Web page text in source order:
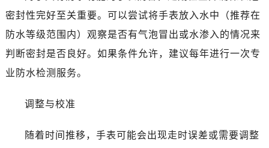
贵阳市南明区都司高架桥路33号亨特国际金融中心14楼14D（需提前预约）
昆明市盘龙区北京路928号同德昆明广场写字楼10层06室（需提前预约）
台州市椒江区东海大道1800号腾达中心东1幢20楼2002室（需提前预约）
密封性完好至关重要。可以尝试将手表放入水中（推荐在
防水等级范围内）观察是否有气泡冒出或水渗入的情况来
判断密封是否良好。如果条件允许，建议每年进行一次专
业防水检测服务。
调整与校准
随着时间推移，手表可能会出现走时误差或需要调整